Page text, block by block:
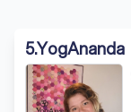
5.YogAnanda